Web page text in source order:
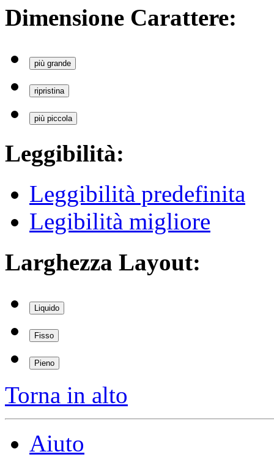
Dimensione Carattere:
più grande
ripristina
più piccola
Leggibilità:
Leggibilità predefinita
Legibilità migliore
Larghezza Layout:
Liquido
Fisso
Pieno
Torna in alto
Aiuto